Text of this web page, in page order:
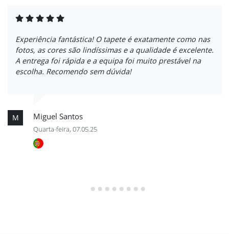
Experiência fantástica! O tapete é exatamente como nas
fotos, as cores são lindíssimas e a qualidade é excelente.
A entrega foi rápida e a equipa foi muito prestável na
escolha. Recomendo sem dúvida!
M Miguel Santos
Quarta-feira, 07.05.25